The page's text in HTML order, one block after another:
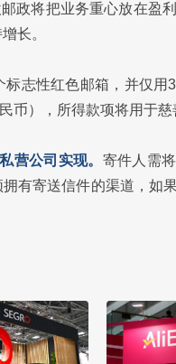
政将把业务重心放在盈
长。
志性红色邮箱，并仅用
币），所得款项将用于慈
营公司实现。 寄件人需
有寄送信件的渠道，如